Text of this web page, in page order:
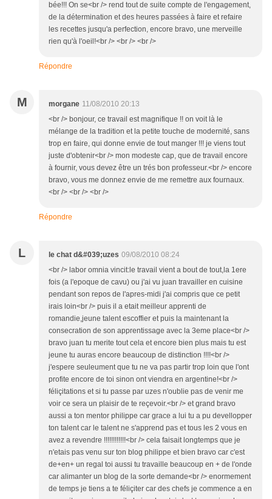
bée!!! On se<br /> rend tout de suite compte de l'engagement,
de la détermination et des heures passées à faire et refaire
les recettes jusqu'a perfection, encore bravo, une merveille
rien qu'à l'oeil!<br /> <br /> <br />
Répondre
M morgane 11/08/2010 20:13
<br /> bonjour, ce travail est magnifique !! on voit là le
mélange de la tradition et la petite touche de modernité, sans
trop en faire, qui donne envie de tout manger !!! je viens tout
juste d'obtenir<br /> mon modeste cap, que de travail encore
à fournir, vous devez être un trés bon professeur.<br /> encore
bravo, vous me donnez envie de me remettre aux fournaux.
<br /> <br /> <br />
Répondre
L le chat d&#039;uzes 09/08/2010 08:24
<br /> labor omnia vincit:le travail vient a bout de tout,la 1ere
fois (a l'epoque de cavu) ou j'ai vu juan travailler en cuisine
pendant son repos de l'apres-midi j'ai compris que ce petit
irais loin<br /> puis il a etait meilleur apprenti de
romandie,jeune talent escoffier et puis la maintenant la
consecration de son apprentissage avec la 3eme place<br />
bravo juan tu merite tout cela et encore bien plus mais tu est
jeune tu auras encore beaucoup de distinction !!!!<br />
j'espere seuleument que tu ne va pas partir trop loin que l'ont
profite encore de toi sinon ont viendra en argentine!<br />
féliçitations et si tu passe par uzes n'oublie pas de venir me
voir ce sera un plaisir de te reçevoir.<br /> et grand bravo
aussi a ton mentor philippe car grace a lui tu a pu devellopper
ton talent car le talent ne s'apprend pas et tous les 2 vous en
avez a revendre !!!!!!!!!!!!<br /> cela faisait longtemps que je
n'etais pas venu sur ton blog philippe et bien bravo car c'est
de+en+ un regal toi aussi tu travaille beaucoup en + de l'onde
car alimanter un blog de la sorte demande<br /> enormement
de temps je tiens a te féliçiter car des chefs je commence a en